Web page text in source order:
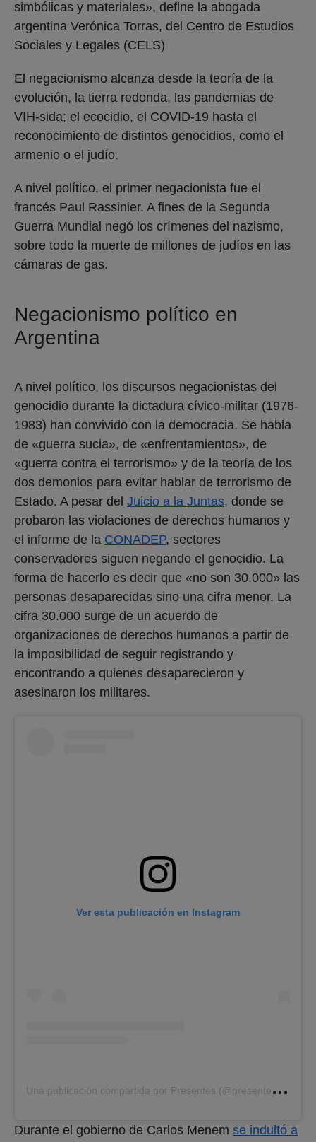
simbólicas y materiales», define la abogada
argentina Verónica Torras, del Centro de Estudios
Sociales y Legales (CELS)
El negacionismo alcanza desde la teoría de la
evolución, la tierra redonda, las pandemias de
VIH-sida; el ecocidio, el COVID-19 hasta el
reconocimiento de distintos genocidios, como el
armenio o el judío.
A nivel político, el primer negacionista fue el
francés Paul Rassinier. A fines de la Segunda
Guerra Mundial negó los crímenes del nazismo,
sobre todo la muerte de millones de judíos en las
cámaras de gas.
Negacionismo político en
Argentina
A nivel político, los discursos negacionistas del
genocidio durante la dictadura cívico-militar (1976-
1983) han convivido con la democracia. Se habla
de «guerra sucia», de «enfrentamientos», de
«guerra contra el terrorismo» y de la teoría de los
dos demonios para evitar hablar de terrorismo de
Estado. A pesar del Juicio a la Juntas, donde se
probaron las violaciones de derechos humanos y
el informe de la CONADEP, sectores
conservadores siguen negando el genocidio. La
forma de hacerlo es decir que «no son 30.000» las
personas desaparecidas sino una cifra menor. La
cifra 30.000 surge de un acuerdo de
organizaciones de derechos humanos a partir de
la imposibilidad de seguir registrando y
encontrando a quienes desaparecieron y
asesinaron los militares.
Ver esta publicación en Instagram
U
na publicación compartida por Presentes (@presenteslatam)
Durante el gobierno de Carlos Menem se indultó a